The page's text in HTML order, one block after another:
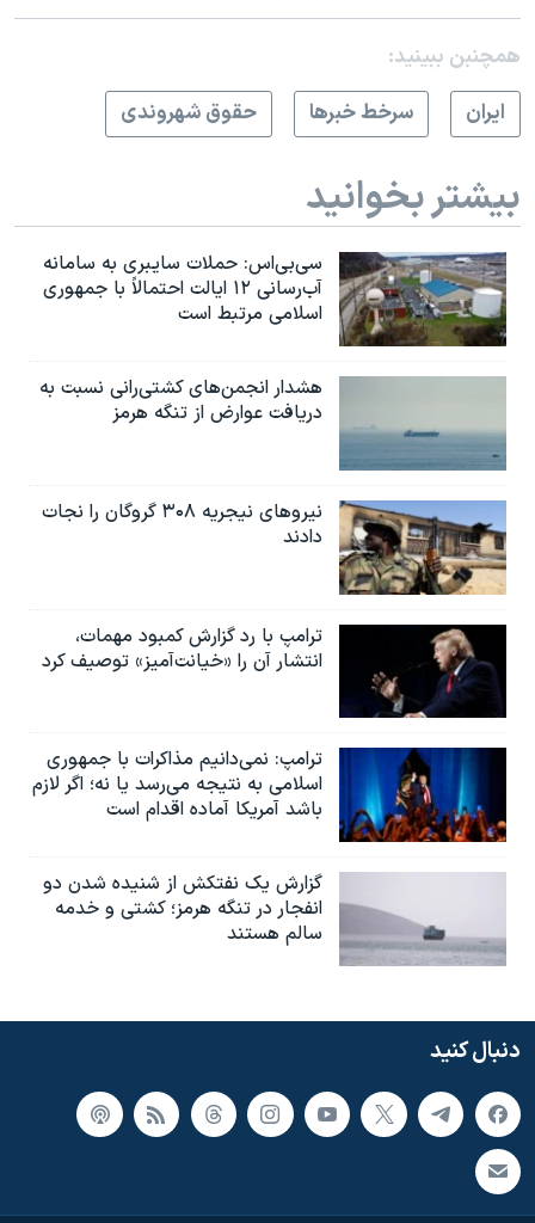
همچنبن ببینید:
ايران
سرخط خبرها حقوق شهروندی
بیشتر بخوانید
سی‌بی‌اس: حملات سایبری به سامانه
آب‌رسانی ۱۲ ایالت احتمالاً با جمهوری
اسلامی مرتبط است
هشدار انجمن‌های کشتی‌رانی نسبت به
دریافت عوارض از تنگه هرمز
نیروهای نیجریه‌ ۳۰۸ گروگان را نجات
دادند
ترامپ با رد گزارش کمبود مهمات،
انتشار آن را «خیانت‌آمیز» توصیف کرد
ترامپ: نمی‌دانیم مذاکرات با جمهوری
اسلامی به نتیجه می‌رسد یا نه؛ اگر لازم
باشد آمریکا آماده اقدام است
گزارش یک نفتکش از شنیده شدن دو
انفجار در تنگه هرمز؛ کشتی و خدمه
سالم هستند
دنبال کنید